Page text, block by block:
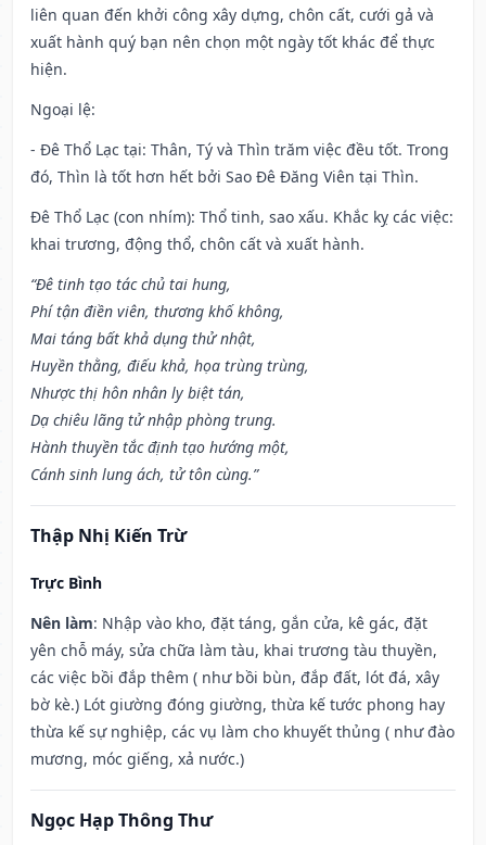
liên quan đến khởi công xây dựng, chôn cất, cưới gả và
xuất hành quý bạn nên chọn một ngày tốt khác để thực
hiện.
Ngoại lệ:
- Đê Thổ Lạc tại: Thân, Tý và Thìn trăm việc đều tốt. Trong
đó, Thìn là tốt hơn hết bởi Sao Đê Đăng Viên tại Thìn.
Đê Thổ Lạc (con nhím): Thổ tinh, sao xấu. Khắc kỵ các việc:
khai trương, động thổ, chôn cất và xuất hành.
“Đê tinh tạo tác chủ tai hung,
Phí tận điền viên, thương khố không,
Mai táng bất khả dụng thử nhật,
Huyền thằng, điếu khả, họa trùng trùng,
Nhược thị hôn nhân ly biệt tán,
Dạ chiêu lãng tử nhập phòng trung.
Hành thuyền tắc định tạo hướng một,
Cánh sinh lung ách, tử tôn cùng.”
Thập Nhị Kiến Trừ
Trực Bình
Nên làm: Nhập vào kho, đặt táng, gắn cửa, kê gác, đặt
yên chỗ máy, sửa chữa làm tàu, khai trương tàu thuyền,
các việc bồi đắp thêm ( như bồi bùn, đắp đất, lót đá, xây
bờ kè.) Lót giường đóng giường, thừa kế tước phong hay
thừa kế sự nghiệp, các vụ làm cho khuyết thủng ( như đào
mương, móc giếng, xả nước.)
Ngọc Hạp Thông Thư